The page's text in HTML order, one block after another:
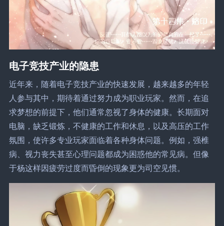
电子竞技产业的隐患
近年来，随着电子竞技产业的快速发展，越来越多的年轻
人参与其中，期待着通过努力成为职业玩家。然而，在追
求梦想的前提下，他们通常忽视了身体的健康。长期面对
电脑，缺乏锻炼，不健康的工作和休息，以及高压的工作
氛围，使许多专业玩家面临着各种身体问题。例如，强椎
病、视力丧失甚至心理问题都成为困惑他的常见病。但像
于杨这样因疲劳过度而昏倒的现象更为司空见惯。